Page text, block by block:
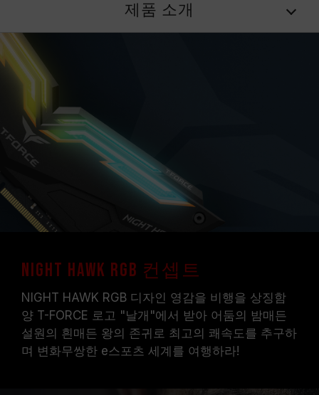
습니다. 오버클럭으로 인한 시스템 불안정이 생길
경우 BIOS 기본값으로 복원하시길 바랍니다.
메모리 모듈에 기재된 주파수는 달성 가능한 최대
주파수이며, 모든 시스템에서 도달하지 못할 수
있습니다.
메인보드 및 프로세서가 해당 오버클럭 기술
(XMP 2.0)을 지원하는지 반드시 확인하십시오.
지원되지 않을 경우, 메모리가 표기된 오버클럭
주파수에 도달하지 못할 수 있습니다.
TEAMGROUP의 모든 메모리 모듈은 표준 전압
범위 내에서 테스트됩니다. 프로세서나 메인보드
의 문제로 인한 고장은 해당 제조사에 문의하여
A/S를 받으시길 바랍니다.
제품 소개
NIGHT HAWK RGB 컨셉트
NIGHT HAWK RGB 디자인 영감을 비행을 상징함
양 T-FORCE 로고 "날개"에서 받아 어둠의 밤매든
설원의 흰매든 왕의 존귀로 최고의 쾌속도를 추구하
며 변화무쌍한 e스포츠 세계를 여행하라!